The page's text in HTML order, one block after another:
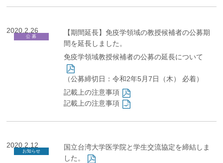
2020.2.26
公 募
【期間延長】免疫学領域の教授候補者の公募期
間を延長しました。
免疫学領域教授候補者の公募の延長について
（公募締切日：令和2年5月7日（木） 必着）
記載上の注意事項
記載上の注意事項
2020.2.12
お知らせ
国立台湾大学医学院と学生交流協定を締結しま
した。